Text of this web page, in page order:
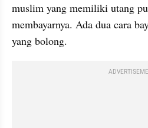
muslim yang memiliki utang
membayarnya. Ada dua cara
yang bolong.